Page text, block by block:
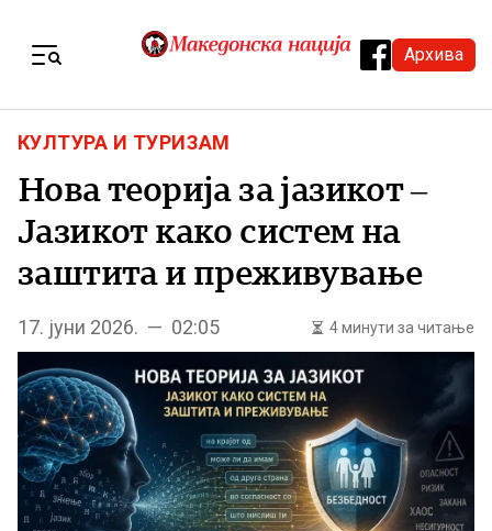
Архива
КУЛТУРА И ТУРИЗАМ
Нова теорија за јазикот –
Јазикот како систем на
заштита и преживување
17. јуни 2026. — 02:05 4 минути за читање